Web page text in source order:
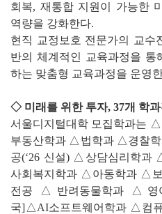
회복, 재통합 지원이 가능한
역량을 강화한다.
현직 교정보호 전문가의 교수
반의 체계적인 교육과정을 통
하는 맞춤형 교육과정을 운영
◇ 미래를 위한 투자, 37개 학과
서울디지털대학 모집학과는
부동산학과 △법학과 △경찰
공(‘26 신설) △상담심리학과
사회복지학과 △아동학과 △
전공 △반려동물학과 △영
국]△AI소프트웨어학과 △컴